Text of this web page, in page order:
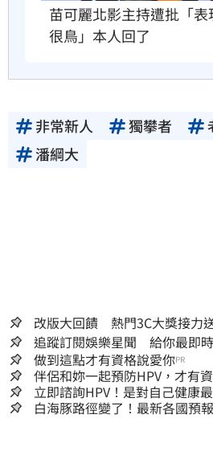
苗可麗北影主持遭批「表
很鳥」本人回了
非常新人 獨攀者
潘綱大
改版大回饋 熱門3C大獎接力
追蹤訂閱娛樂星聞 給你最即
做到這點才有資格說愛你PR
伴侶和妳一起預防HPV，才有
立即諮詢HPV！是對自己健康
嫌晚！
白海豚路徑變了！最新各國預